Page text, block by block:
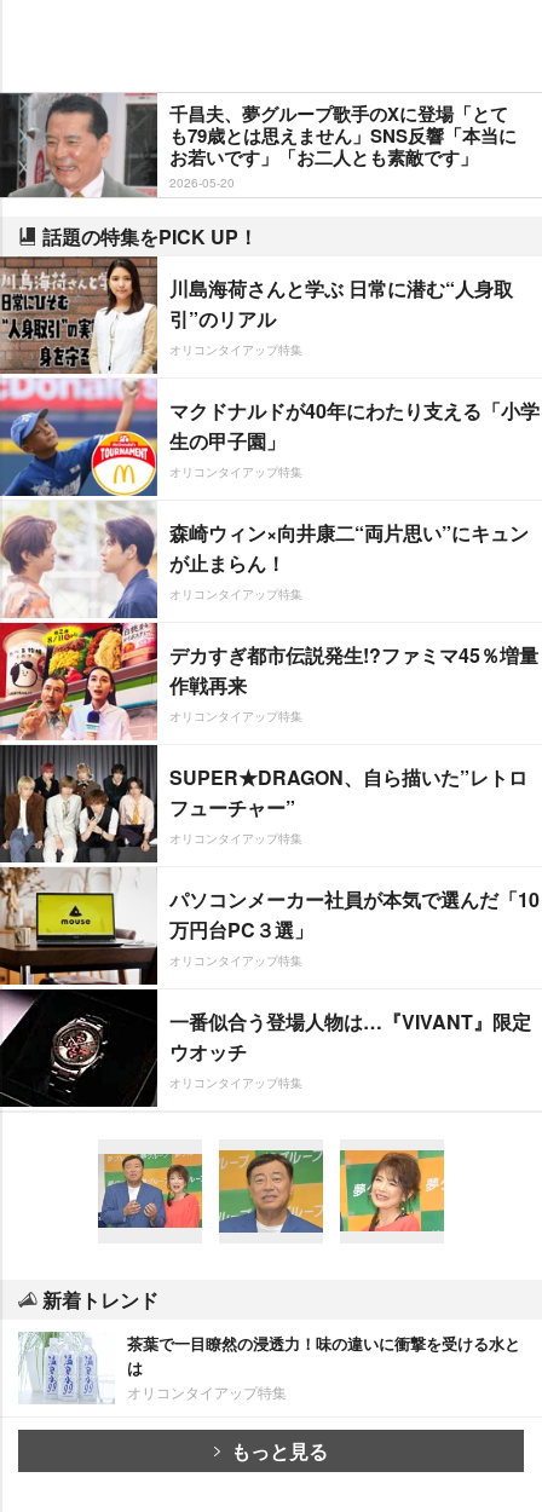
千昌夫、夢グループ歌手のXに登場「とて
も79歳とは思えません」SNS反響「本当に
お若いです」「お二人とも素敵です」
2026-05-20
話題の特集をPICK UP！
川島海荷さんと学ぶ 日常に潜む“人身取
引”のリアル
オリコンタイアップ特集
マクドナルドが40年にわたり支える「小学
生の甲子園」
オリコンタイアップ特集
森崎ウィン×向井康二“両片思い”にキュン
が止まらん！
オリコンタイアップ特集
デカすぎ都市伝説発生!?ファミマ45％増量
作戦再来
オリコンタイアップ特集
SUPER★DRAGON、自ら描いた”レトロ
フューチャー”
オリコンタイアップ特集
パソコンメーカー社員が本気で選んだ「10
万円台PC３選」
オリコンタイアップ特集
一番似合う登場人物は…『VIVANT』限定
ウオッチ
オリコンタイアップ特集
新着トレンド
茶葉で一目瞭然の浸透力！味の違いに衝撃を受ける水と
は
オリコンタイアップ特集
もっと見る